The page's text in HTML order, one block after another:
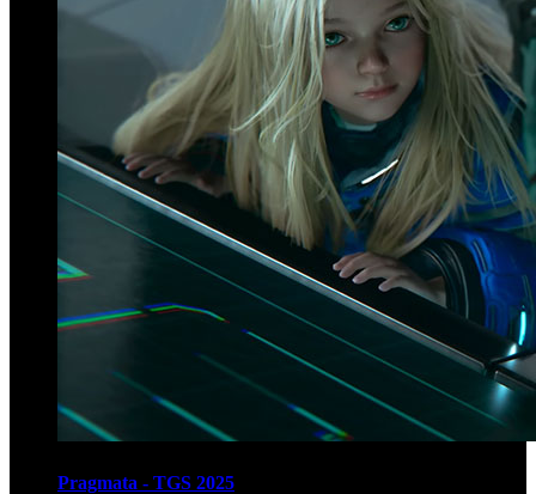
Pragmata - TGS 2025